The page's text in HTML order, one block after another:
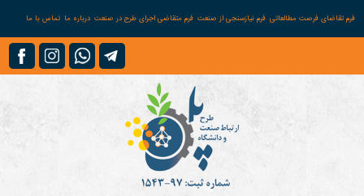
فرم تقاضای فرصت مطالعاتی فرم نیازسنجی از صنعت فرم متقاضی اجرای طرح در صنعت درباره ما تماس با ما